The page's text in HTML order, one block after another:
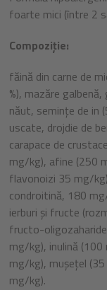
foarte mici (între 2
Compoziție:
făină din carne de
%), mazăre
năut, semințe de in
uscate, drojdie de
carapace de
mg/kg), afine (250
flavonoizi 35 mg/
condroitină, 180
ierburi şi fructe
fructo-
mg/kg), inulină
mg/kg), mușețel
mg/kg).